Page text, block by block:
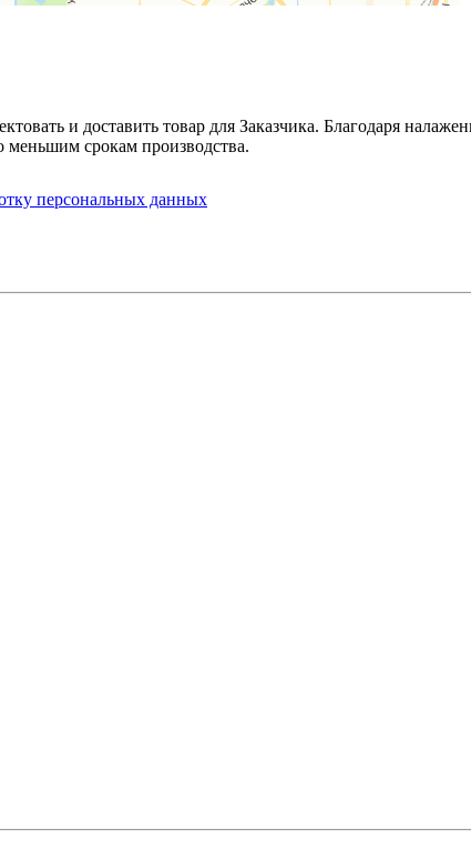
и доставить товар для Заказчика. Благодаря
срокам производства.
персональных данных